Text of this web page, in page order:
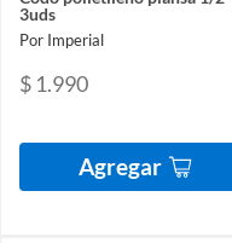
3uds
Por Imperial
$ 1.990
Agregar